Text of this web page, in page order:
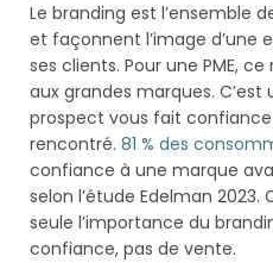
Le branding est l’ensemble
et façonnent l’image d’une
ses clients. Pour une PME,
aux grandes marques.
prospect vous fait
rencontré. 81 % des
confiance à une marque
selon l’étude Edelman
seule l’importance du
confiance, pas de vente.